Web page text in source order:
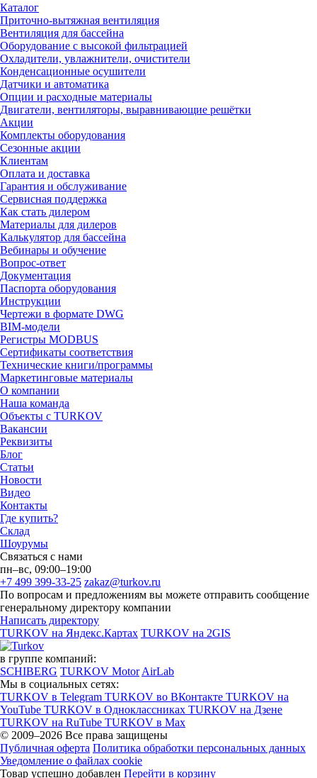
Каталог
Приточно-вытяжная вентиляция
Вентиляция для бассейна
Оборудование с высокой фильтрацией
Охладители, увлажнители, очистители
Конденсационные осушители
Датчики и автоматика
Опции и расходные материалы
Двигатели, вентиляторы, выравнивающие решётки
Акции
Комплекты оборудования
Сезонные акции
Клиентам
Оплата и доставка
Гарантия и обслуживание
Сервисная поддержка
Как стать дилером
Материалы для дилеров
Калькулятор для бассейна
Вебинары и обучение
Вопрос-ответ
Документация
Паспорта оборудования
Инструкции
Чертежи в формате DWG
BIM-модели
Регистры MODBUS
Сертификаты соответствия
Технические книги/программы
Маркетинговые материалы
О компании
Наша команда
Объекты с TURKOV
Вакансии
Реквизиты
Блог
Статьи
Новости
Видео
Контакты
Где купить?
Склад
Шоурумы
Связаться с нами
пн–вс, 09:00–19:00
+7 499 399-33-25 zakaz@turkov.ru
По вопросам и предложениям вы можете отправить сообщение
генеральному директору компании
Написать директору
TURKOV на Яндекс.Картах TURKOV на 2GIS
в группе компаний:
SCHIBERG TURKOV Motor AirLab
Мы в социальных сетях:
TURKOV в Telegram TURKOV во ВКонтакте TURKOV на
YouTube TURKOV в Одноклассниках TURKOV на Дзене
TURKOV на RuTube TURKOV в Max
© 2009–2026 Все права защищены
Публичная оферта Политика обработки персональных данных
Уведомление о файлах cookie
Товар успешно добавлен Перейти в корзину